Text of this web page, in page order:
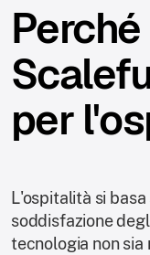
per
L'ospitalità si
soddisfazione
tecnologia non sia